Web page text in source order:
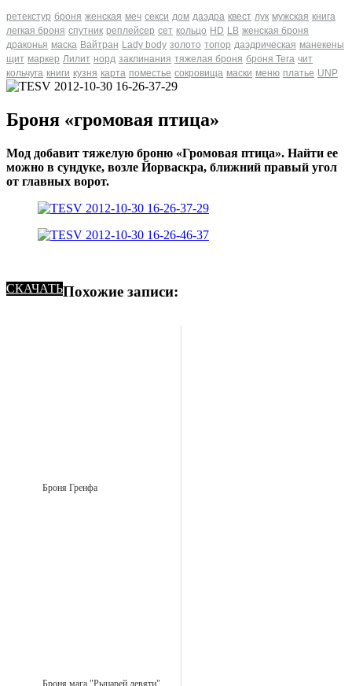
ретекстур броня женская меч секси дом даэдра квест лук мужская книга
легкая броня спутник реплейсер сет кольцо HD LB женская броня
драконья маска Вайтран Lady body золото топор даэдрическая манекены
щит маркер Лилит норд заклинания тяжелая броня броня Tera чит
кольчуга книги кузня карта поместье сокровища маски меню платье UNP
Броня «громовая птица»
Мод добавит тяжелую броню «Громовая птица». Найти ее
можно в сундуке, возле Йорваскра, ближний правый угол
от главных ворот.
СКАЧАТЬПохожие записи:
Броня Гренфа
Броня мага "Рыцарей девяти"